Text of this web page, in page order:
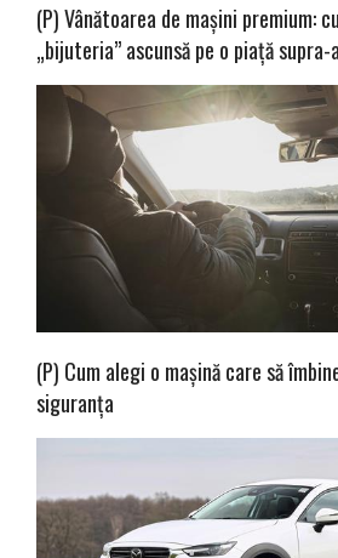
(P) Vânătoarea de mașini premium:
„bijuteria” ascunsă pe o piață
(P) Cum alegi o mașină care să
siguranța